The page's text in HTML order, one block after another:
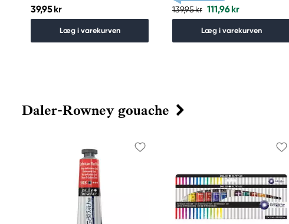
39,95 kr
Læg i varekurven
139,95 kr 111,96 kr
Læg i varekurven
Daler-Rowney gouache